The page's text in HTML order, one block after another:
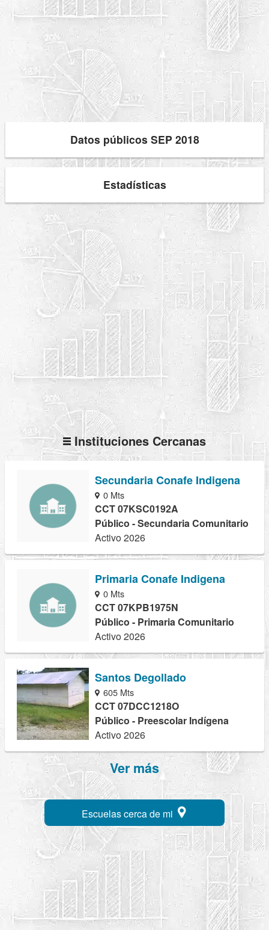
Datos públicos SEP 2018
Estadísticas
Instituciones Cercanas
Secundaria Conafe Indigena
0 Mts
CCT 07KSC0192A
Público - Secundaria Comunitario
Activo 2026
Primaria Conafe Indigena
0 Mts
CCT 07KPB1975N
Público - Primaria Comunitario
Activo 2026
Santos Degollado
605 Mts
CCT 07DCC1218O
Público - Preescolar Indígena
Activo 2026
Ver más
Escuelas cerca de mi